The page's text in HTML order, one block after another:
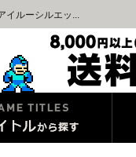
イルーシルエッ...